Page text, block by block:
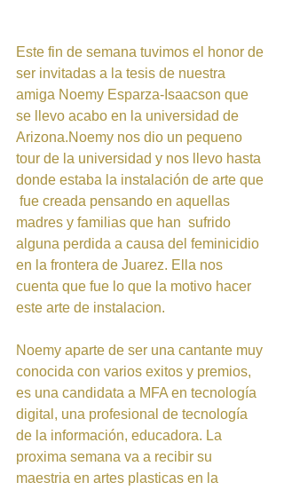
Este fin de semana tuvimos el honor de
ser invitadas a la tesis de nuestra
amiga Noemy Esparza-Isaacson que
se llevo acabo en la universidad de
Arizona.Noemy nos dio un pequeno
tour de la universidad y nos llevo hasta
donde estaba la instalación de arte que
fue creada pensando en aquellas
madres y familias que han  sufrido
alguna perdida a causa del feminicidio
en la frontera de Juarez. Ella nos
cuenta que fue lo que la motivo hacer
este arte de instalacion.
Noemy aparte de ser una cantante muy
conocida con varios exitos y premios,
es una candidata a MFA en tecnología
digital, una profesional de tecnología
de la información, educadora. La
proxima semana va a recibir su
maestria en artes plasticas en la